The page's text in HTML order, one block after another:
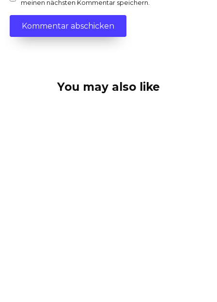
meinen nächsten Kommentar speichern.
You may also like